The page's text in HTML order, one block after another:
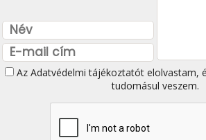
Az Adatvédelmi tájékoztatótelolvastam,
tudomásul veszem.